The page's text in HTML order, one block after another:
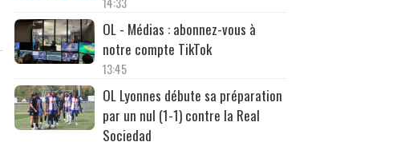
OL - Médias : abonnez-vous à
notre compte TikTok
13:45
OL Lyonnes débute sa préparation
par un nul (1-1) contre la Real
Sociedad